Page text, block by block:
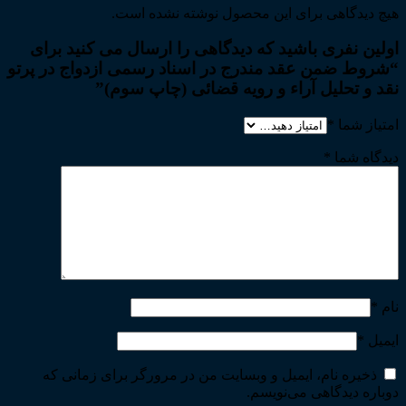
هیچ دیدگاهی برای این محصول نوشته نشده است.
اولین نفری باشید که دیدگاهی را ارسال می کنید برای
“شروط ضمن عقد مندرج در اسناد رسمی ازدواج در پرتو
نقد و تحلیل آراء و رویه قضائی (چاپ سوم)”
امتیاز شما *
دیدگاه شما *
نام *
ایمیل *
ذخیره نام، ایمیل و وبسایت من در مرورگر برای زمانی که
دوباره دیدگاهی می‌نویسم.